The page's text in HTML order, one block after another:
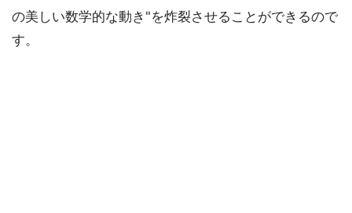
の美しい数学的な動き"を炸裂させることができるので
す。